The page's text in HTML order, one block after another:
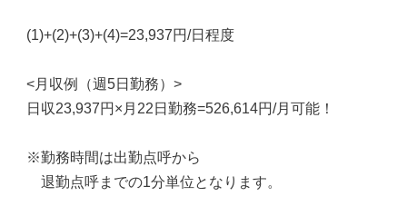
(1)+(2)+(3)+(4)=23,937円/日程度
<月収例（週5日勤務）>
日収23,937円×月22日勤務=526,614円/月可能！
※勤務時間は出勤点呼から
退勤点呼までの1分単位となります。